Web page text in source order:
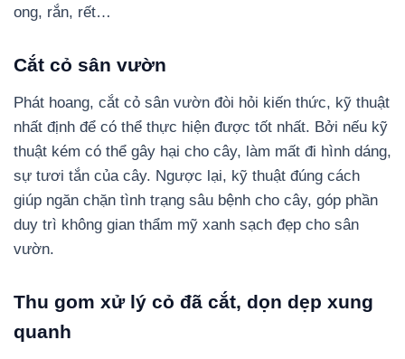
ong, rắn, rết…
Cắt cỏ sân vườn
Phát hoang, cắt cỏ sân vườn đòi hỏi kiến thức, kỹ thuật
nhất định để có thể thực hiện được tốt nhất. Bởi nếu kỹ
thuật kém có thể gây hại cho cây, làm mất đi hình dáng,
sự tươi tắn của cây. Ngược lại, kỹ thuật đúng cách
giúp ngăn chặn tình trạng sâu bệnh cho cây, góp phần
duy trì không gian thẩm mỹ xanh sạch đẹp cho sân
vườn.
Thu gom xử lý cỏ đã cắt, dọn dẹp xung
quanh